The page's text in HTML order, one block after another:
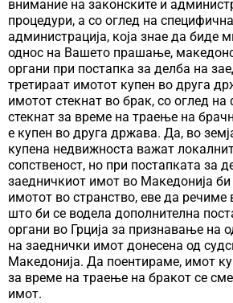
внимание на законските и
процедури, а со оглед на
администрација, која знае да биде
однос на Вашето прашање,
органи при постапка за делба на
третираат имотот купен во друга
имотот стекнат во брак, со оглед на
стекнат за време на траење на
е купен во друга држава. Да, во
купена недвижноста важат
сопственост, но при постапката за
заедничкиот имот во Македонија
имотот во странство, еве да речиме
што би се водела дополнителна
органи во Грција за признавање на
на заеднички имот донесена од
Македонија. Да поентираме, имот
за време на траење на бракот се
имот.